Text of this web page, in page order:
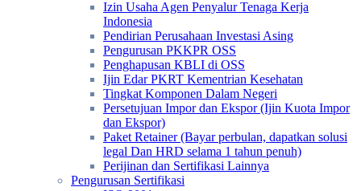
Izin Usaha Agen Penyalur Tenaga Kerja
Indonesia
Pendirian Perusahaan Investasi Asing
Pengurusan PKKPR OSS
Penghapusan KBLI di OSS
Ijin Edar PKRT Kementrian Kesehatan
Tingkat Komponen Dalam Negeri
Persetujuan Impor dan Ekspor (Ijin Kuota Impor
dan Ekspor)
Paket Retainer (Bayar perbulan, dapatkan solusi
legal Dan HRD selama 1 tahun penuh)
Perijinan dan Sertifikasi Lainnya
Pengurusan Sertifikasi